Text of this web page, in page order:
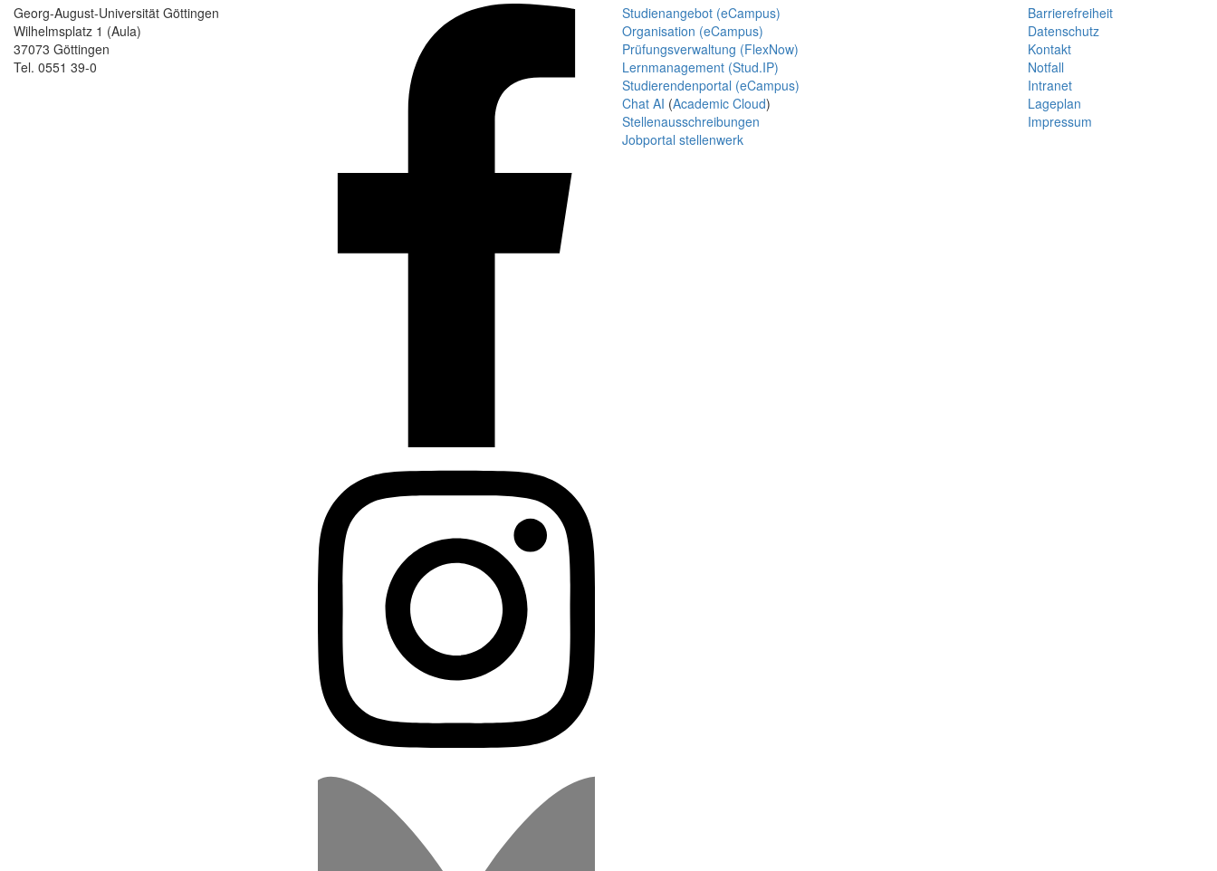
Georg-August-Universität Göttingen
Wilhelmsplatz 1 (Aula)
37073 Göttingen
Tel. 0551 39-0
Studienangebot (eCampus)
Organisation (eCampus)
Prüfungsverwaltung (FlexNow)
Lernmanagement (Stud.IP)
Studierendenportal (eCampus)
Chat AI (Academic Cloud)
Stellenausschreibungen
Jobportal stellenwerk
Barrierefreiheit
Datenschutz
Kontakt
Notfall
Intranet
Lageplan
Impressum